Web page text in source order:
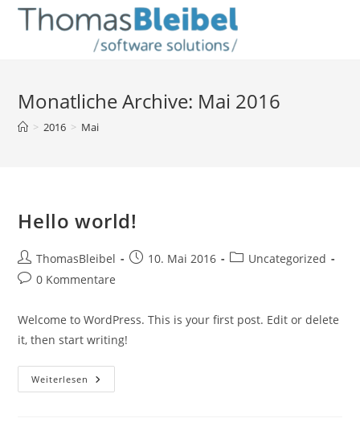
Zum
Inhalt
Monatliche Archive: Mai 2016
> 2016 > Mai
Hello world!
Beitrags-
Autor:
ThomasBleibel
Beitrag10. Mai 2016
Beitrags-
Uncategorized
Beitrags-
0 Kommentare
Welcome to WordPress. This is your first post. Edit or delete
it, then start writing!
Weiterlesen Hello
World!